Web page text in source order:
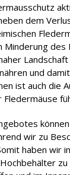
dem
des
und
ist auch die
Fledermäuse
wir zu
haben wir